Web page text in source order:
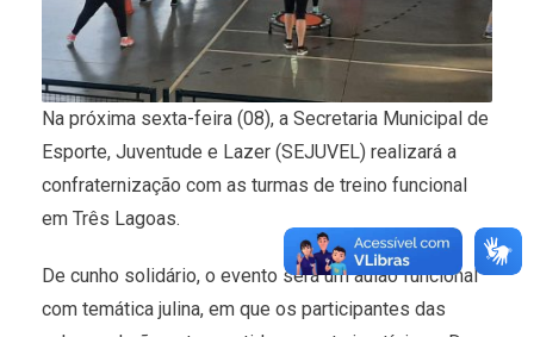
Na próxima sexta-feira (08), a Secretaria Municipal de
Esporte, Juventude e Lazer (SEJUVEL) realizará a
confraternização com as turmas de treino funcional
em Três Lagoas.
De cunho solidário, o evento será um aulão funcional
com temática julina, em que os participantes das